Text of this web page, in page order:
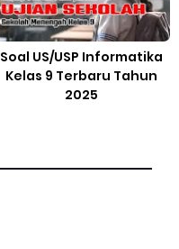
Soal US/USP Informatika
Kelas 9 Terbaru Tahun
2025